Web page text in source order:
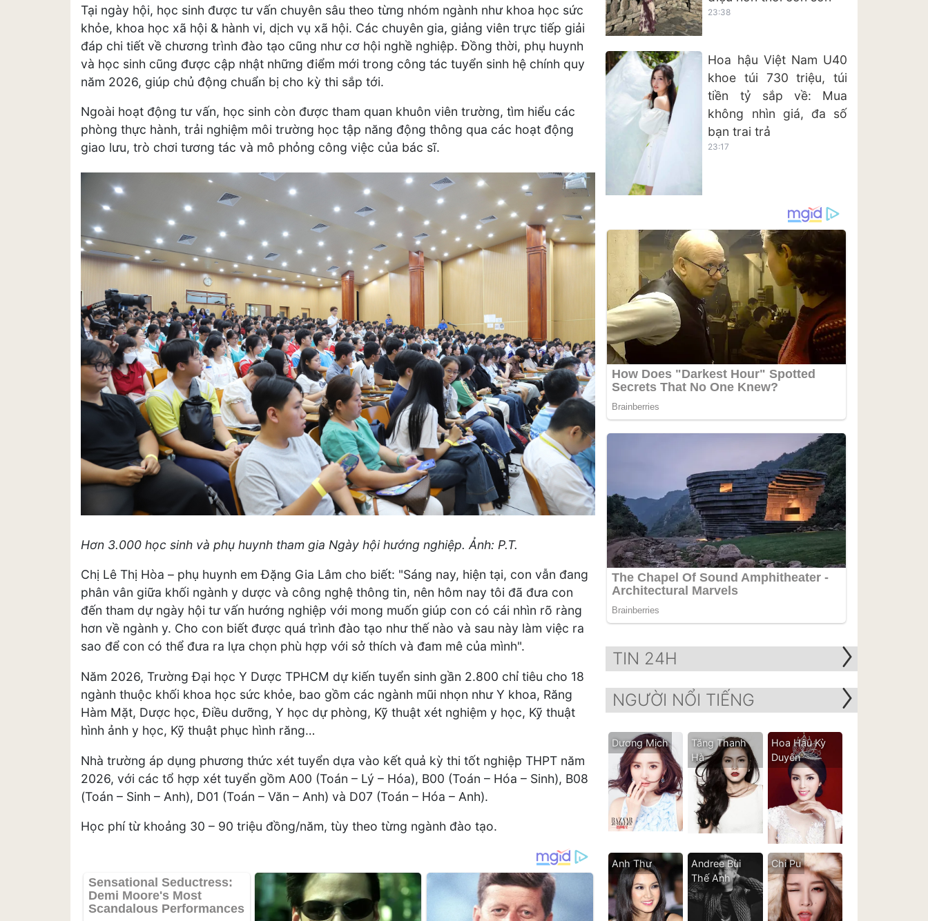
Tại ngày hội, học sinh được tư vấn chuyên sâu theo từng nhóm ngành như khoa học sức
khỏe, khoa học xã hội & hành vi, dịch vụ xã hội. Các chuyên gia, giảng viên trực tiếp giải
đáp chi tiết về chương trình đào tạo cũng như cơ hội nghề nghiệp. Đồng thời, phụ huynh
và học sinh cũng được cập nhật những điểm mới trong công tác tuyển sinh hệ chính quy
năm 2026, giúp chủ động chuẩn bị cho kỳ thi sắp tới.
Ngoài hoạt động tư vấn, học sinh còn được tham quan khuôn viên trường, tìm hiểu các
phòng thực hành, trải nghiệm môi trường học tập năng động thông qua các hoạt động
giao lưu, trò chơi tương tác và mô phỏng công việc của bác sĩ.
Hơn 3.000 học sinh và phụ huynh tham gia Ngày hội hướng nghiệp. Ảnh: P.T.
Chị Lê Thị Hòa – phụ huynh em Đặng Gia Lâm cho biết: "Sáng nay, hiện tại, con vẫn đang
phân vân giữa khối ngành y dược và công nghệ thông tin, nên hôm nay tôi đã đưa con
đến tham dự ngày hội tư vấn hướng nghiệp với mong muốn giúp con có cái nhìn rõ ràng
hơn về ngành y. Cho con biết được quá trình đào tạo như thế nào và sau này làm việc ra
sao để con có thể đưa ra lựa chọn phù hợp với sở thích và đam mê của mình".
Năm 2026, Trường Đại học Y Dược TPHCM dự kiến tuyển sinh gần 2.800 chỉ tiêu cho 18
ngành thuộc khối khoa học sức khỏe, bao gồm các ngành mũi nhọn như Y khoa, Răng
Hàm Mặt, Dược học, Điều dưỡng, Y học dự phòng, Kỹ thuật xét nghiệm y học, Kỹ thuật
hình ảnh y học, Kỹ thuật phục hình răng…
Nhà trường áp dụng phương thức xét tuyển dựa vào kết quả kỳ thi tốt nghiệp THPT năm
2026, với các tổ hợp xét tuyển gồm A00 (Toán – Lý – Hóa), B00 (Toán – Hóa – Sinh), B08
(Toán – Sinh – Anh), D01 (Toán – Văn – Anh) và D07 (Toán – Hóa – Anh).
Học phí từ khoảng 30 – 90 triệu đồng/năm, tùy theo từng ngành đào tạo.
23:38
Hoa hậu Việt Nam U40
khoe túi 730 triệu, túi
tiền tỷ sắp về: Mua
không nhìn giá, đa số
bạn trai trả
23:17
TIN 24H
NGƯỜI NỔI TIẾNG
Dương Mịch
Tăng Thanh
Hà
Hoa Hậu Kỳ
Duyên
Anh Thư
Andree Bùi
Thế Anh
Chi Pu